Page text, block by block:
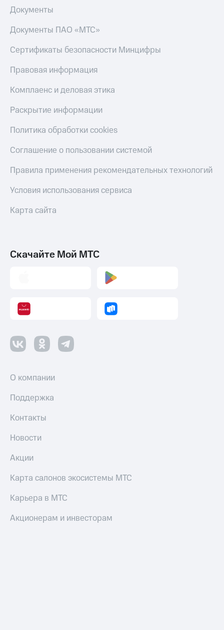
Документы
Документы ПАО «МТС»
Сертификаты безопасности Минцифры
Правовая информация
Комплаенс и деловая этика
Раскрытие информации
Политика обработки cookies
Соглашение о пользовании системой
Правила применения рекомендательных технологий
Условия использования сервиса
Карта сайта
Скачайте Мой МТС
О компании
Поддержка
Контакты
Новости
Акции
Карта салонов экосистемы МТС
Карьера в МТС
Акционерам и инвесторам